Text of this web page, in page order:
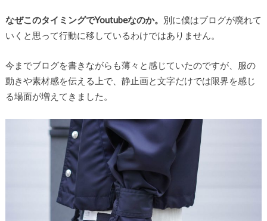
なぜこのタイミングでYoutubeなのか。 別に僕はブログが廃れて
いくと思って行動に移しているわけではありません。
今までブログを書きながらも薄々と感じていたのですが、服の
動きや素材感を伝える上で、静止画と文字だけでは限界を感じ
る場面が増えてきました。